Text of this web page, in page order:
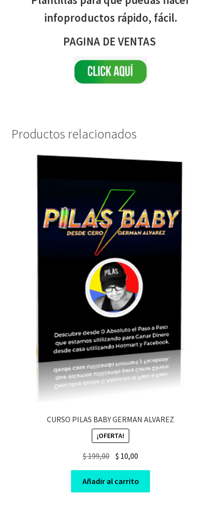
infoproductos rápido, fácil.
PAGINA DE VENTAS
Productos relacionados
CURSO PILAS BABY GERMAN ALVAREZ
¡OFERTA!
$199,00 Original
price
was:
$ 199,00.
$ 10,00
price
is:
$ 10,00.
Añadir al carrito